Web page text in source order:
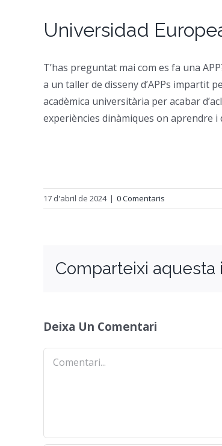
Universidad
T’has preguntat mai com es fa una
a un taller de disseny d’APPs impartit
acadèmica universitària per acabar
experiències dinàmiques on aprendre i
17 d'abril de 2024 | 0 Comentaris
Comparteixi aquesta
Deixa Un Comentari
Comentari